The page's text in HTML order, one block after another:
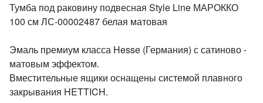
Тумба под раковину подвесная Style Line МАРОККО
100 см ЛС-00002487 белая матовая
Эмаль премиум класса Hesse (Германия) с сатиново -
матовым эффектом.
Вместительные ящики оснащены системой плавного
закрывания HETTICH.